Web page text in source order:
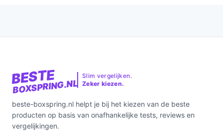
BESTE
BOXSPRING.NL
Slim vergelijken.
Zeker kiezen.
beste-boxspring.nl helpt je bij het kiezen van de beste
producten op basis van onafhankelijke tests, reviews en
vergelijkingen.